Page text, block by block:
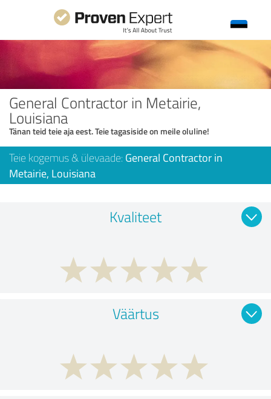
General Contractor in Metairie,
Louisiana
Tänan teid teie aja eest. Teie tagasiside on meile oluline!
Teie kogemus & ülevaade: General Contractor in
Metairie, Louisiana
Kvaliteet
Väärtus